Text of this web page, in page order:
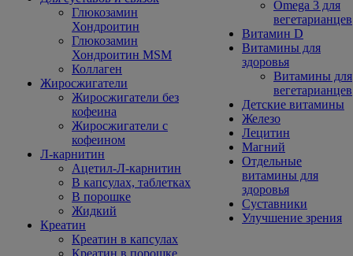
Глюкозамин
Хондроитин
Глюкозамин
Хондроитин MSM
Коллаген
Жиросжигатели
Жиросжигатели без
кофеина
Жиросжигатели с
кофеином
Л-карнитин
Ацетил-Л-карнитин
В капсулах, таблетках
В порошке
Жидкий
Креатин
Креатин в капсулах
Креатин в порошке
Omega 3 для
вегетарианцев
Витамин D
Витамины для
здоровья
Витамины для
вегетарианцев
Детские витамины
Железо
Лецитин
Магний
Отдельные
витамины для
здоровья
Суставники
Улучшение зрения